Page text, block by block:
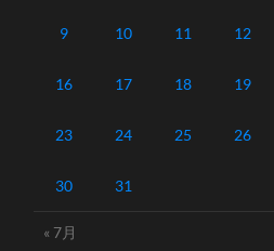
9 10 11 12
16 17 18 19
23 24 25 26
30 31
« 7月